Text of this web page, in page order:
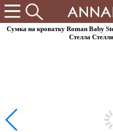
Сумка на кроватку Roman Baby
Стелла